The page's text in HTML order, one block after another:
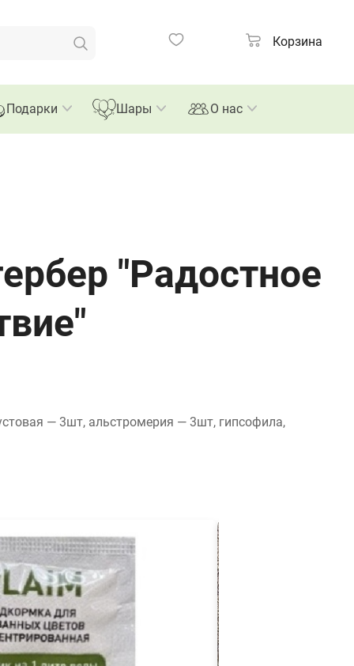
Корзина
Подарки Шары О нас
"Радостное
— 3шт, альстромерия — 3шт, гипсофила,